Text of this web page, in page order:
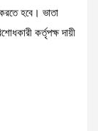
হবে। ভাতা
কর্তৃপক্ষ দায়ী